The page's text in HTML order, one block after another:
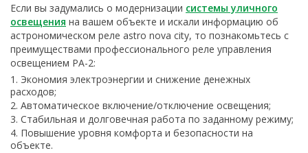
Если вы задумались о модернизации системы уличного
освещения на вашем объекте и искали информацию об
астрономическом реле astro nova city, то познакомьтесь с
преимуществами профессионального реле управления
освещением РА-2:
Экономия электроэнергии и снижение денежных
расходов;
Автоматическое включение/отключение освещения;
Стабильная и долговечная работа по заданному режиму;
Повышение уровня комфорта и безопасности на
объекте.